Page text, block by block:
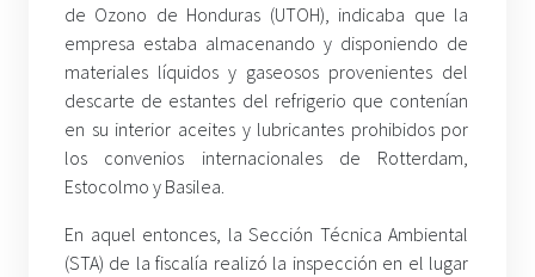
de Ozono de Honduras (UTOH), indicaba que la
empresa estaba almacenando y disponiendo de
materiales líquidos y gaseosos provenientes del
descarte de estantes del refrigerio que contenían
en su interior aceites y lubricantes prohibidos por
los convenios internacionales de Rotterdam,
Estocolmo y Basilea.
En aquel entonces, la Sección Técnica Ambiental
(STA) de la fiscalía realizó la inspección en el lugar